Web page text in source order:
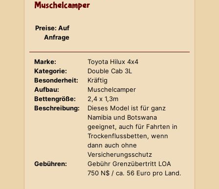
Muschelcamper
Preise: Auf
Anfrage
Marke:
Toyota Hilux 4x4
Kategorie:
Double Cab 3L
Besonderheit:
Kräftig
Aufbau:
Muschelcamper
Bettengröße:
2,4 x 1,3m
Beschreibung:
Dieses Model ist für ganz
Namibia und Botswana
geeignet, auch für Fahrten in
Trockenflussbetten, wenn
dann auch ohne
Versicherungsschutz
Gebühren:
Gebühr Grenzübertritt LOA
750 N$ / ca. 56 Euro pro Land.